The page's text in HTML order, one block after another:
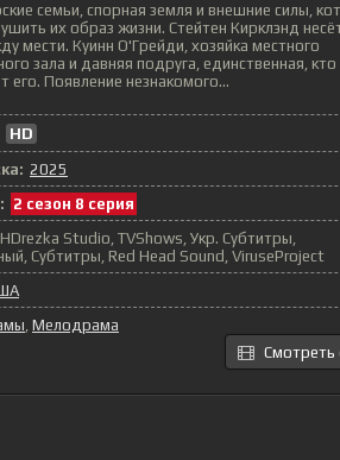
семьи, спорная земля и внешние силы,
их образ жизни. Стейтен Кирклэнд
мести. Куинн О'Грейди, хозяйка местного
зала и давняя подруга, единственная,
его. Появление незнакомого...
HD
2025
2 сезон 8 серия
HDrezka Studio, TVShows, Укр. Субтитры,
Субтитры, Red Head Sound, ViruseProject
Мелодрама
Смотреть